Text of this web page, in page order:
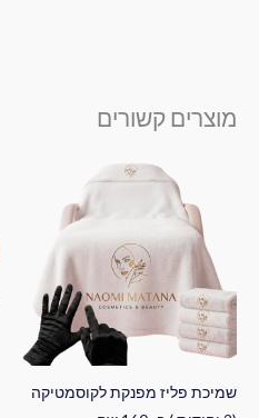
מוצרים קשורים
שמיכת פליז מפנקת לקוסמטיקה